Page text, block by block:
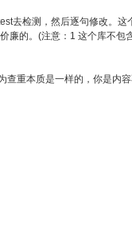
去检测，然后逐句修改。
的。(注意：1 这个库不
重本质是一样的，你是内